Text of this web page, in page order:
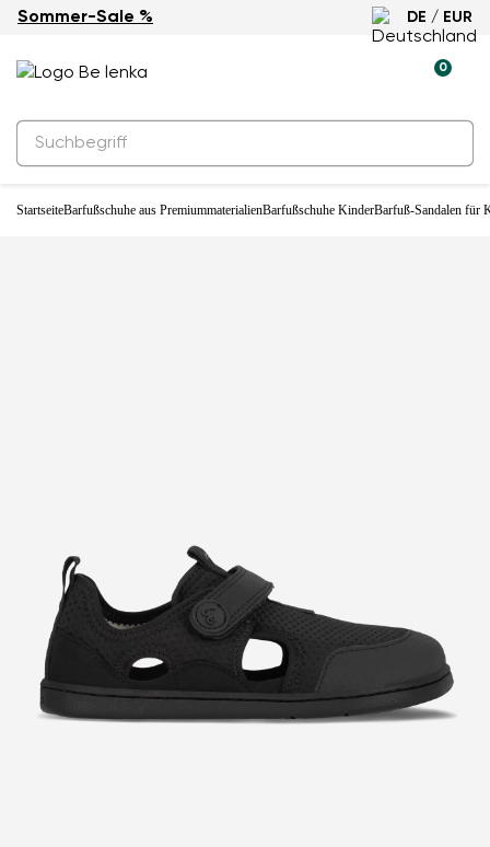
Sommer-Sale % DE / EUR
0
StartseiteBarfußschuhe aus PremiummaterialienBarfußschuhe KinderBarfuß-Sandalen für